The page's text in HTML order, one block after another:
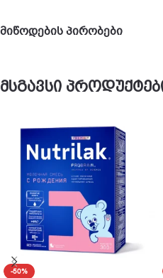
მიწოდების პირობები
მსგავსი
-50%